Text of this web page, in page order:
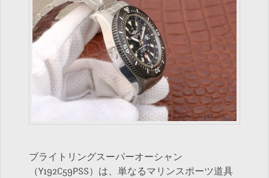
ブライトリングスーパーオーシャン
（Y192C59PSS）は、単なるマリンスポーツ道具